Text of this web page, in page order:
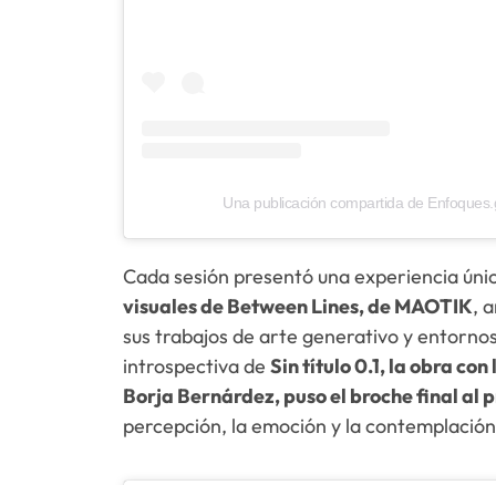
Una publicación compartida de
Cada sesión presentó una experiencia
visuales de Between Lines, de MAOTIK,
sus trabajos de arte generativo y
introspectiva de Sin título 0.1, la obra con
Borja Bernárdez, puso el broche final al
percepción, la emoción y la